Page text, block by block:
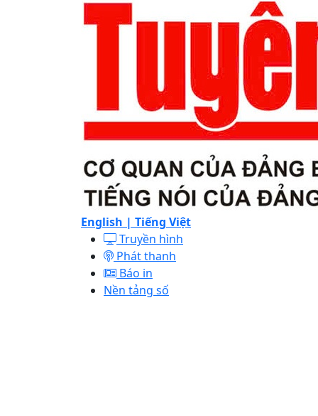
English | Tiếng Việt
Truyền hình
Phát thanh
Báo in
Nền tảng số